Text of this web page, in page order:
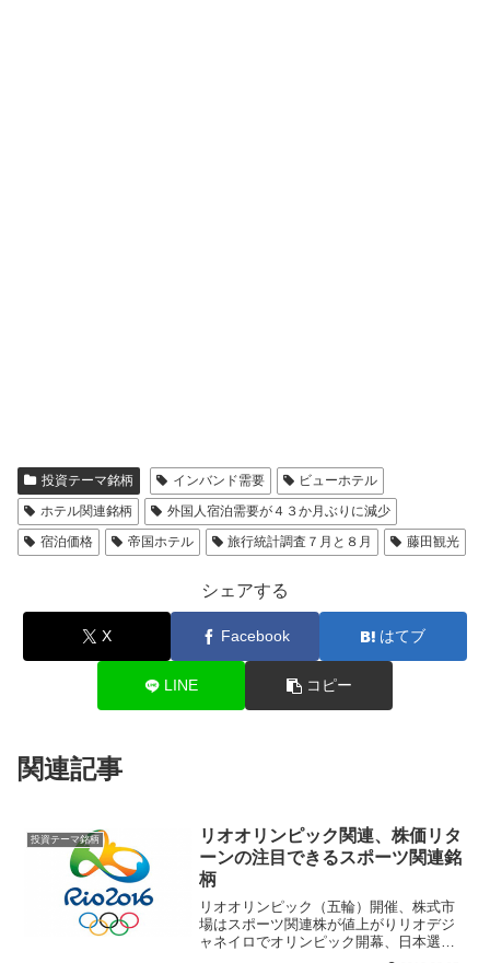
投資テーマ銘柄 インバンド需要
ビューホテル
ホテル関連銘柄
外国人宿泊需要が４３か月ぶりに減少
宿泊価格
帝国ホテル 旅行統計調査７月と８月 藤田観光
シェアする
X Facebook はてブ
LINE コピー
関連記事
投資テーマ銘柄
リオオリンピック関連、株価リタ
ーンの注目できるスポーツ関連銘
柄
リオオリンピック（五輪）開催、株式市
場はスポーツ関連株が値上がりリオデジ
ャネイロでオリンピック開幕、日本選手
団は男子水泳４００メートル個人メドレ